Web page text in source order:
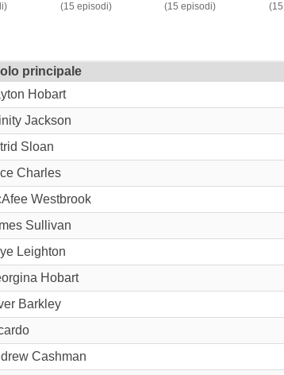
(15 episodi)
(15 episodi)
principale
Hobart
Jackson
Sloan
Charles
Westbrook
Sullivan
Leighton
Hobart
Barkley
Cashman